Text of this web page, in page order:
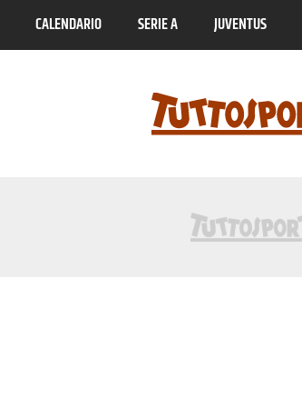
CALENDARIO SERIE A JUVENTUS